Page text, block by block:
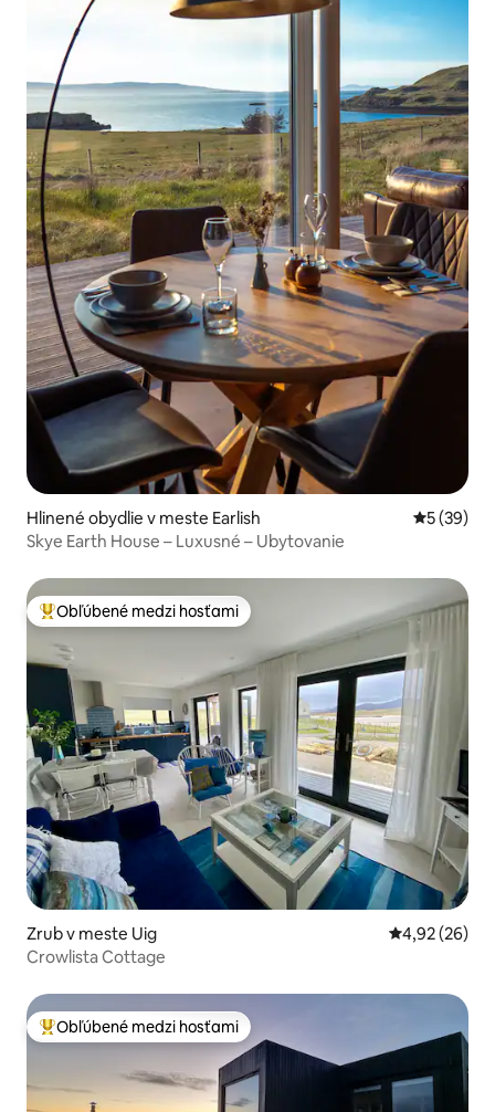
Hlinené obydlie v meste Earlish
5 (39)
Skye Earth House – Luxusné – Ubytovanie
Najobľúbenejšie medzi hosťami
Obľúbené medzi hosťami
Zrub v meste Uig Priemerné
4,92 (26)
Crowlista Cottage
Najobľúbenejšie medzi hosťami
Obľúbené medzi hosťami